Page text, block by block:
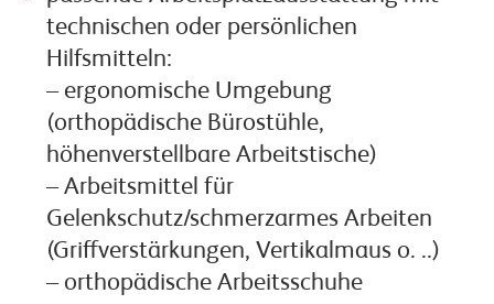
technischen oder persönlichen
Hilfsmitteln:
– ergonomische Umgebung
(orthopädische Bürostühle,
höhenverstellbare Arbeitstische)
– Arbeitsmittel für
Gelenkschutz/schmerzarmes Arbeiten
(Griffverstärkungen, Vertikalmaus o. ..)
– orthopädische Arbeitsschuhe